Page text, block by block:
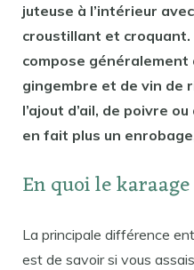
juteuse à l’intérieur
croustillant et croquant.
compose généralement
gingembre et de vin de
l’ajout d’ail, de poivre
en fait plus un
En quoi le
La principale différence
est de savoir si vous